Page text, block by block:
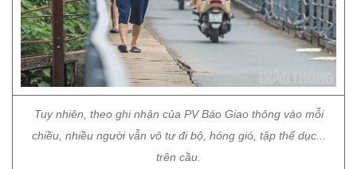
Tuy nhiên, theo ghi nhận của PV Báo Giao thông vào mỗi
chiều, nhiều người vẫn vô tư đi bộ, hóng gió, tập thể dục...
trên cầu.